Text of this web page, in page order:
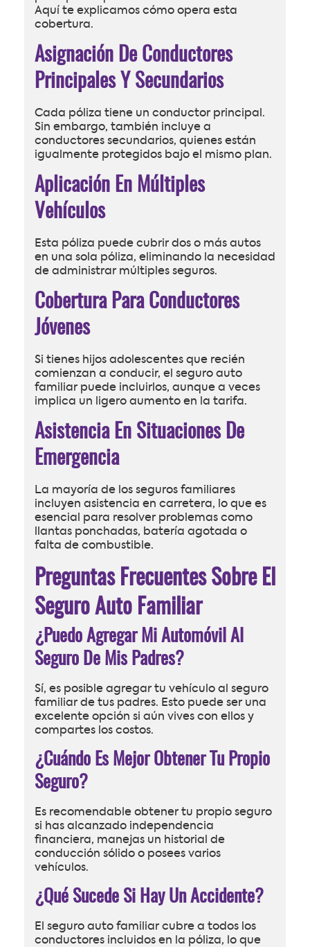
Aquí te explicamos cómo opera esta
cobertura.
Asignación De Conductores
Principales Y Secundarios
Cada póliza tiene un conductor principal.
Sin embargo, también incluye a
conductores secundarios, quienes están
igualmente protegidos bajo el mismo plan.
Aplicación En Múltiples
Vehículos
Esta póliza puede cubrir dos o más autos
en una sola póliza, eliminando la necesidad
de administrar múltiples seguros.
Cobertura Para Conductores
Jóvenes
Si tienes hijos adolescentes que recién
comienzan a conducir, el seguro auto
familiar puede incluirlos, aunque a veces
implica un ligero aumento en la tarifa.
Asistencia En Situaciones De
Emergencia
La mayoría de los seguros familiares
incluyen asistencia en carretera, lo que es
esencial para resolver problemas como
llantas ponchadas, batería agotada o
falta de combustible.
Preguntas Frecuentes Sobre El
Seguro Auto Familiar
¿Puedo Agregar Mi Automóvil Al
Seguro De Mis Padres?
Sí, es posible agregar tu vehículo al seguro
familiar de tus padres. Esto puede ser una
excelente opción si aún vives con ellos y
compartes los costos.
¿Cuándo Es Mejor Obtener Tu Propio
Seguro?
Es recomendable obtener tu propio seguro
si has alcanzado independencia
financiera, manejas un historial de
conducción sólido o posees varios
vehículos.
¿Qué Sucede Si Hay Un Accidente?
El seguro auto familiar cubre a todos los
conductores incluidos en la póliza, lo que